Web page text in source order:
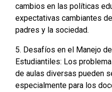
cambios en las políticas
expectativas cambiantes
padres y la sociedad.
5. Desafíos en el Manejo
Estudiantiles: Los
de aulas diversas pueden
especialmente para los